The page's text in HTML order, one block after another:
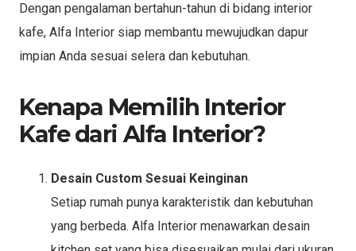
Dengan pengalaman bertahun-tahun di bidang interior
kafe, Alfa Interior siap membantu mewujudkan dapur
impian Anda sesuai selera dan kebutuhan.
Kenapa Memilih Interior
Kafe dari Alfa Interior?
Desain Custom Sesuai Keinginan
Setiap rumah punya karakteristik dan kebutuhan
yang berbeda. Alfa Interior menawarkan desain